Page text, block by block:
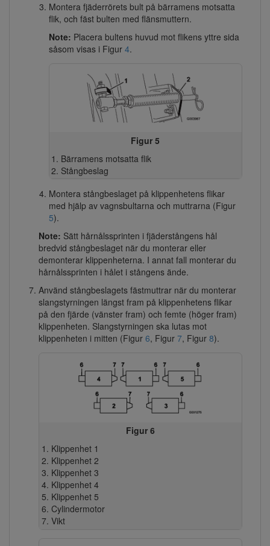
Montera fjäderrörets bult på bärramens motsatta
flik, och fäst bulten med flänsmuttern.
Note: Placera bultens huvud mot flikens yttre sida
såsom visas i Figur 4.
Figur 5
Bärramens motsatta flik
Stångbeslag
Montera stångbeslaget på klippenhetens flikar
med hjälp av vagnsbultarna och muttrarna (Figur
5).
Note: Sätt hårnålssprinten i fjäderstångens hål
bredvid stångbeslaget när du monterar eller
demonterar klippenheterna. I annat fall monterar du
hårnålssprinten i hålet i stångens ände.
Använd stångbeslagets fästmuttrar när du monterar
slangstyrningen längst fram på klippenhetens flikar
på den fjärde (vänster fram) och femte (höger fram)
klippenheten. Slangstyrningen ska lutas mot
klippenheten i mitten (Figur 6, Figur 7, Figur 8).
Figur 6
Klippenhet 1
Klippenhet 2
Klippenhet 3
Klippenhet 4
Klippenhet 5
Cylindermotor
Vikt